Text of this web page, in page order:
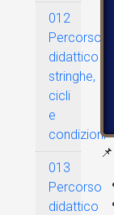
012
Percorso
didattico
stringhe,
cicli
e
condizioni
013
Percorso
didattico
📌